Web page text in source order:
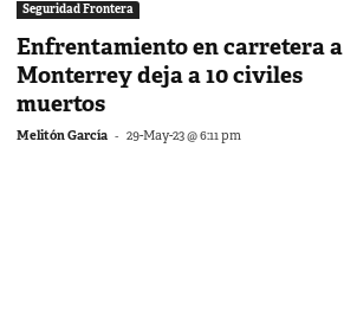
Seguridad Frontera
Enfrentamiento en carretera a
Monterrey deja a 10 civiles
muertos
Melitón García - 29-May-23 @ 6:11 pm